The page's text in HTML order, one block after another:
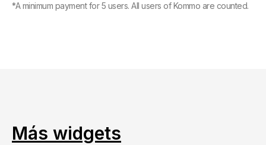
*A minimum payment for 5 users. All users of Kommo are counted.
Más widgets